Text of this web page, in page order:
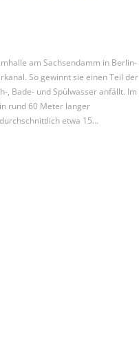
am Sachsendamm in Berlin-
So gewinnt sie einen Teil der
, Bade- und Spülwasser anfällt. Im
rund 60 Meter langer
etwa 15…